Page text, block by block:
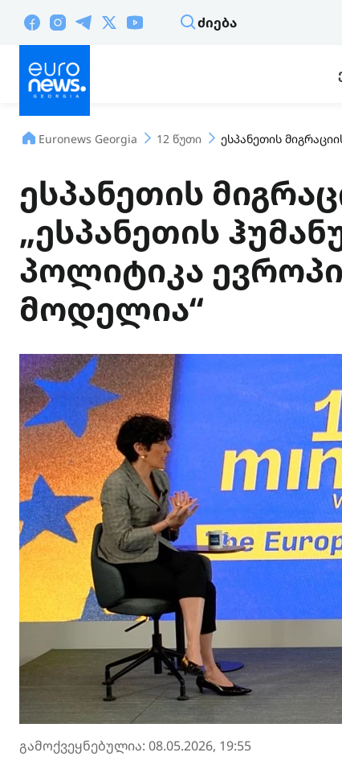
ᲫᲘᲔᲑᲐ
Euronews Georgia 12 წუთი ესპანეთის
ესპანეთის
„ესპანეთის
პოლიტიკა
მოდელია“
გამოქვეყნებულია: 08.05.2026, 19:55